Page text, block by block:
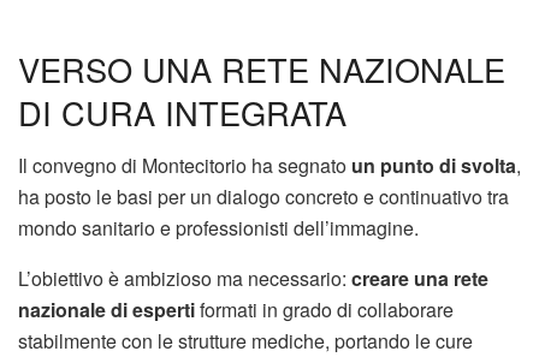
VERSO UNA RETE NAZIONALE
DI CURA INTEGRATA
Il convegno di Montecitorio ha segnato un punto di svolta,
ha posto le basi per un dialogo concreto e continuativo tra
mondo sanitario e professionisti dell’immagine.
L’obiettivo è ambizioso ma necessario: creare una rete
nazionale di espertiformati in grado di collaborare
stabilmente con le strutture mediche, portando le cure